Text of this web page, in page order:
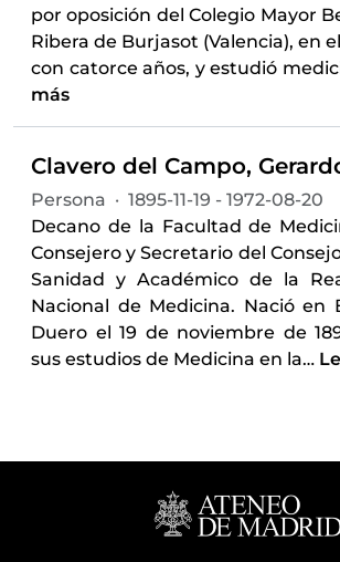
por oposición del Colegio Mayor
Ribera de Burjasot (Valencia), en
con catorce años, y estudió
más
Persona · 1895-11-19 - 1972-08-20
Decano de la Facultad de
Consejero y Secretario del
Sanidad y Académico de la
Nacional de Medicina. Nació en
Duero el 19 de noviembre de
sus estudios de Medicina en la…